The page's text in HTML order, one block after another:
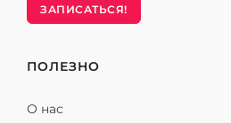
ЗАПИСАТЬСЯ!
ПОЛЕЗНО
О нас